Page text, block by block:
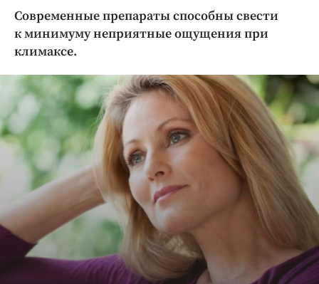
Благоустройство
Криминал
Недвижимость и ЖКХ
Образование
Общество
Погода
Праздники
Происшествия
Спорт
Экономика и бизнес
ПРОЕКТЫ
Современные препараты способны свести
к минимуму неприятные ощущения при
климаксе.